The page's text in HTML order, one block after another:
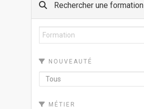
Rechercher une formation
NOUVEAUTÉ
MÉTIER